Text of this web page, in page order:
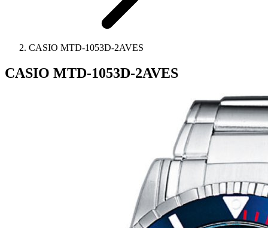
CASIO MTD-1053D-2AVES
CASIO MTD-1053D-2AVES